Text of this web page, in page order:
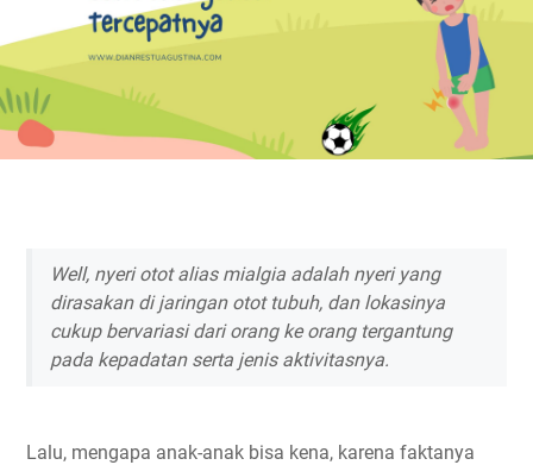
Well, nyeri otot alias mialgia adalah nyeri yang
dirasakan di jaringan otot tubuh, dan lokasinya
cukup bervariasi dari orang ke orang tergantung
pada kepadatan serta jenis aktivitasnya.
Lalu, mengapa anak-anak bisa kena, karena faktanya